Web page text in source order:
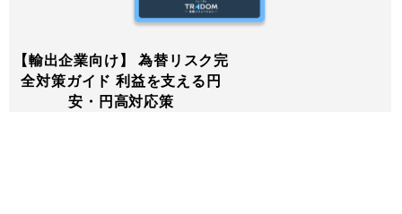
【輸出企業向け】 為替リスク完
全対策ガイド 利益を支える円
安・円高対応策